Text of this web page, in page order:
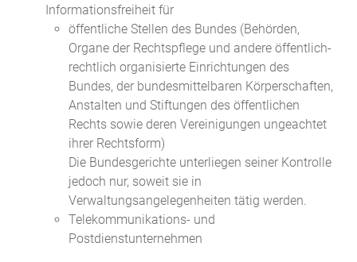
Informationsfreiheit für
öffentliche Stellen des Bundes (Behörden,
Organe der Rechtspflege und andere öffentlich-
rechtlich organisierte Einrichtungen des
Bundes, der bundesmittelbaren Körperschaften,
Anstalten und Stiftungen des öffentlichen
Rechts sowie deren Vereinigungen ungeachtet
ihrer Rechtsform)
Die Bundesgerichte unterliegen seiner Kontrolle
jedoch nur, soweit sie in
Verwaltungsangelegenheiten tätig werden.
Telekommunikations- und
Postdienstunternehmen